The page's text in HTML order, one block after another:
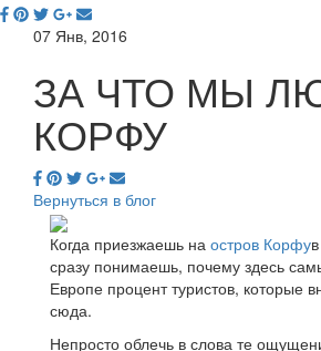
07 Янв, 2016
ЗА ЧТО МЫ
КОРФУ
Вернуться в блог
Когда приезжаешь на остров Корфу
сразу понимаешь, почему здесь
Европе процент туристов, которые
сюда.
Непросто облечь в слова те